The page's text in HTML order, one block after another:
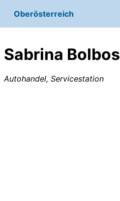
Oberösterreich
Sabrina Bolbos
Autohandel, Servicestation